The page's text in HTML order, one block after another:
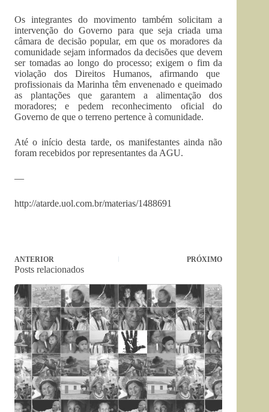
Os integrantes do movimento também solicitam a
intervenção do Governo para que seja criada uma
câmara de decisão popular, em que os moradores da
comunidade sejam informados da decisões que devem
ser tomadas ao longo do processo; exigem o fim da
violação dos Direitos Humanos, afirmando que
profissionais da Marinha têm envenenado e queimado
as plantações que garantem a alimentação dos
moradores; e pedem reconhecimento oficial do
Governo de que o terreno pertence à comunidade.
Até o início desta tarde, os manifestantes ainda não
foram recebidos por representantes da AGU.
—
http://atarde.uol.com.br/materias/1488691
ANTERIOR PRÓXIMO
Posts relacionados